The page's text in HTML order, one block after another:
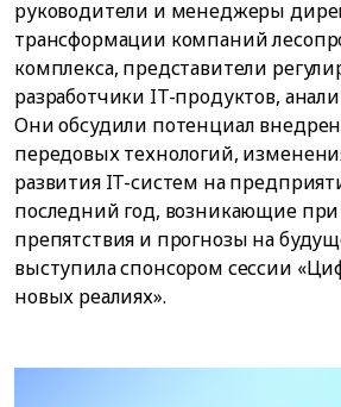
руководители и менеджеры
трансформации компаний
комплекса, представители
разработчики IT-продуктов,
Они обсудили потенциал
передовых технологий,
развития IT-систем на
последний год, возникающие
препятствия и прогнозы на
выступила спонсором сессии
новых реалиях».